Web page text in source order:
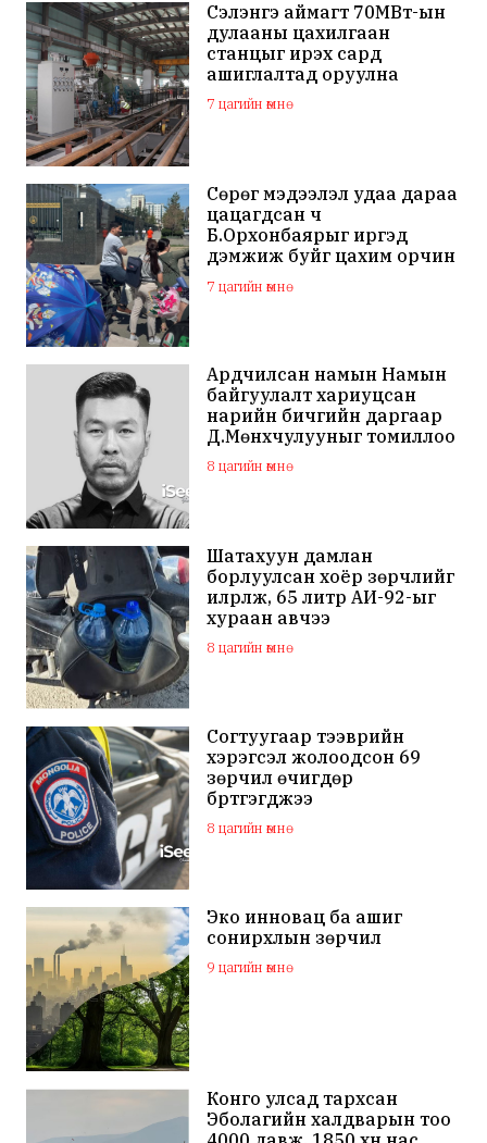
Сэлэнгэ аймагт 70МВт-ын
дулааны цахилгаан
станцыг ирэх сард
ашиглалтад оруулна
7 цагийн өмнө
Сөрөг мэдээлэл удаа дараа
цацагдсан ч
Б.Орхонбаярыг иргэд
дэмжиж буйг цахим орчин
дахь сэтгэгдэл харууллаа
7 цагийн өмнө
Ардчилсан намын Намын
байгуулалт хариуцсан
нарийн бичгийн даргаар
Д.Мөнхчулууныг томиллоо
8 цагийн өмнө
Шатахуун дамлан
борлуулсан хоёр зөрчлийг
илрүүлж, 65 литр АИ-92-ыг
хураан авчээ
8 цагийн өмнө
Согтуугаар тээврийн
хэрэгсэл жолоодсон 69
зөрчил өчигдөр
бүртгэгджээ
8 цагийн өмнө
Эко инновац ба ашиг
сонирхлын зөрчил
9 цагийн өмнө
Конго улсад тархсан
Эболагийн халдварын тоо